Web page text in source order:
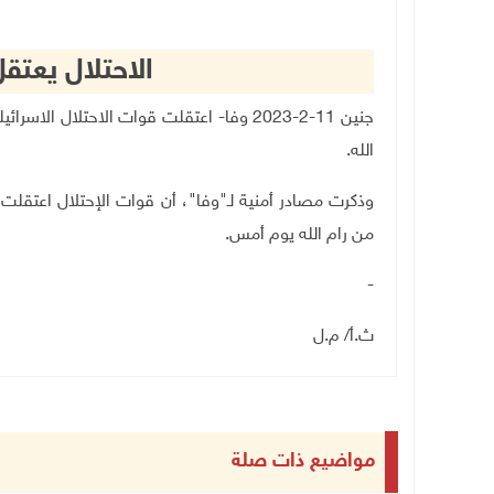
الاحتلال
جنين 11-2-2023 وفا- اعتقلت قوات
الله.
من رام الله يوم أمس.
-
ث.أ/ م.ل
مواضيع ذات صلة